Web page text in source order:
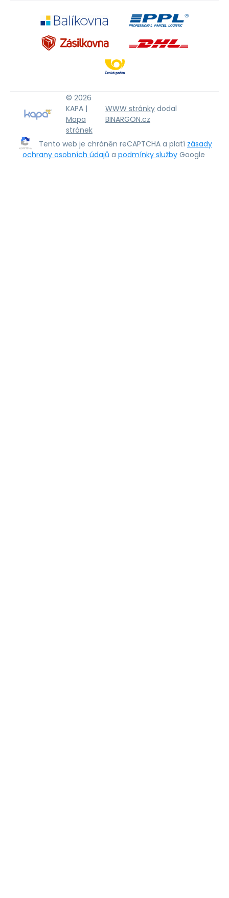
© 2026
KAPA |
Mapa
stránek
WWW stránky dodal
BINARGON.cz
Tento web je chráněn reCAPTCHA a platí zásady
ochrany osobních údajů a podmínky služby Google